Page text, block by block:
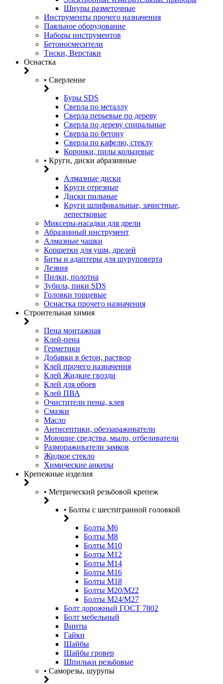
Шнуры разметочные
Инструменты прочего назначения
Паяльное оборудование
Наборы инструментов
Бетоносмесители
Тиски, Верстаки
Оснастка
• Сверление
Буры SDS
Сверла по металлу
Сверла перьевые по дереву
Сверла по дереву спиральные
Сверла по бетону
Сверла по кафелю, стеклу
Коронки, пилы кольцевые
• Круги, диски абразивные
Алмазные диски
Круги отрезные
Диски пильные
Круги шлифовальные, зачистные,
лепестковые
Миксеры-насадки для дрели
Абразивный инструмент
Алмазные чашки
Корщетки для ушм, дрелей
Биты и адаптеры для шуруповерта
Лезвия
Пилки, полотна
Зубила, пики SDS
Головки торцевые
Оснастка прочего назначения
Строительная химия
Пена монтажная
Клей-пена
Герметики
Добавки в бетон, раствор
Клей прочего назначения
Клей Жидкие гвозди
Клей для обоев
Клей ПВА
Очистители пены, клея
Смазки
Масло
Антисептики, обеззараживатели
Моющие средства, мыло, отбеливатели
Размораживатели замков
Жидкое стекло
Химические анкеры
Крепежные изделия
• Метрический резьбовой крепеж
• Болты с шестигранной головкой
Болты М6
Болты М8
Болты М10
Болты М12
Болты М14
Болты М16
Болты М18
Болты М20/M22
Болты М24/М27
Болт дорожный ГОСТ 7802
Болт мебельный
Винты
Гайки
Шайбы
Шайбы гровер
Шпильки резьбовые
• Саморезы, шурупы